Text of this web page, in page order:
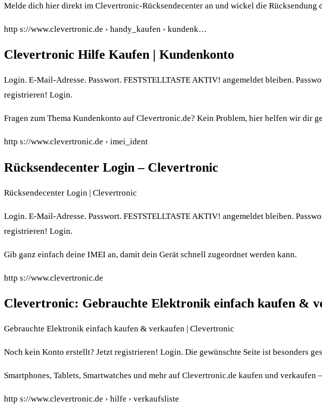
Melde dich hier direkt im Clevertronic-Rücksendecenter an und wickel die Rücksendung
http s://www.clevertronic.de › handy_kaufen › kundenk…
Clevertronic Hilfe Kaufen | Kundenkonto
Login. E-Mail-Adresse. Passwort. FESTSTELLTASTE AKTIV! angemeldet bleiben.
registrieren! Login.
Fragen zum Thema Kundenkonto auf Clevertronic.de? Kein Problem, hier helfen wir dir
http s://www.clevertronic.de › imei_ident
Rücksendecenter Login – Clevertronic
Rücksendecenter Login | Clevertronic
Login. E-Mail-Adresse. Passwort. FESTSTELLTASTE AKTIV! angemeldet bleiben.
registrieren! Login.
Gib ganz einfach deine IMEI an, damit dein Gerät schnell zugeordnet werden kann.
http s://www.clevertronic.de
Clevertronic: Gebrauchte Elektronik einfach kaufen &
Gebrauchte Elektronik einfach kaufen & verkaufen | Clevertronic
Noch kein Konto erstellt? Jetzt registrieren! Login. Die gewünschte Seite ist besonders
Smartphones, Tablets, Smartwatches und mehr auf Clevertronic.de kaufen und
http s://www.clevertronic.de › hilfe › verkaufsliste